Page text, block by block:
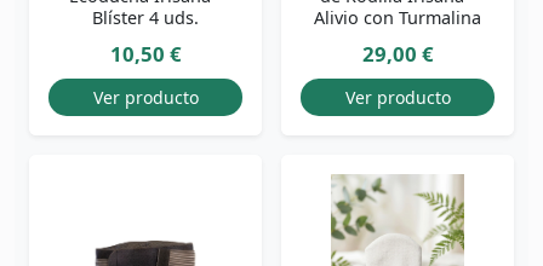
Blíster 4 uds.
10,50 €
Ver producto
Alivio con Turmalina
29,00 €
Ver producto